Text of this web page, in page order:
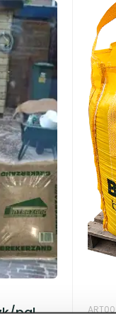
pal